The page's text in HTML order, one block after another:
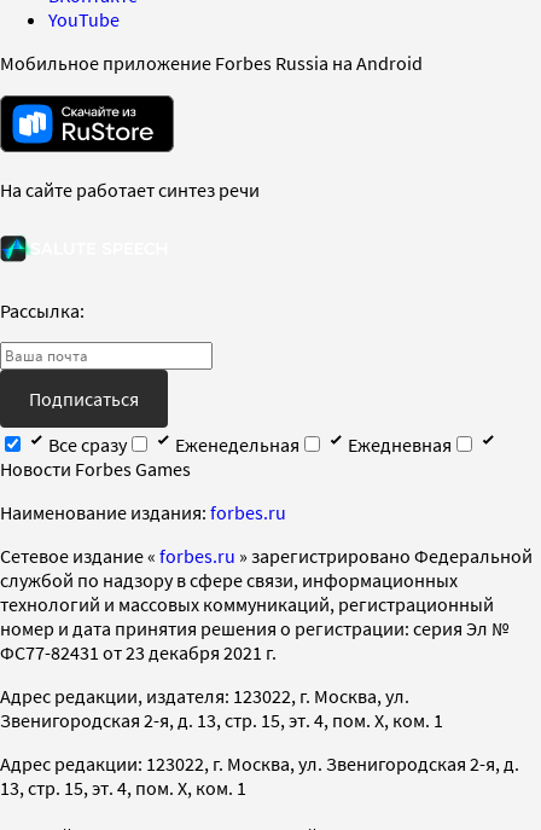
YouTube
Мобильное приложение Forbes Russia на Android
На сайте работает синтез речи
Рассылка:
Подписаться
Все сразу
Еженедельная
Ежедневная
Новости Forbes Games
Наименование издания: forbes.ru
Cетевое издание « forbes.ru » зарегистрировано Федеральной
службой по надзору в сфере связи, информационных
технологий и массовых коммуникаций, регистрационный
номер и дата принятия решения о регистрации: серия Эл №
ФС77-82431 от 23 декабря 2021 г.
Адрес редакции, издателя: 123022, г. Москва, ул.
Звенигородская 2-я, д. 13, стр. 15, эт. 4, пом. X, ком. 1
Адрес редакции: 123022, г. Москва, ул. Звенигородская 2-я, д.
13, стр. 15, эт. 4, пом. X, ком. 1